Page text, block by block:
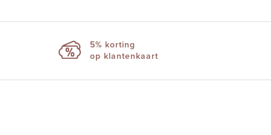
5% korting
op klantenkaart